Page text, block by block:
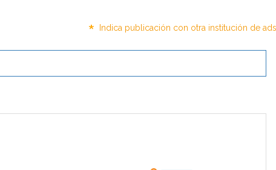
* Indica publicación con otra institución de